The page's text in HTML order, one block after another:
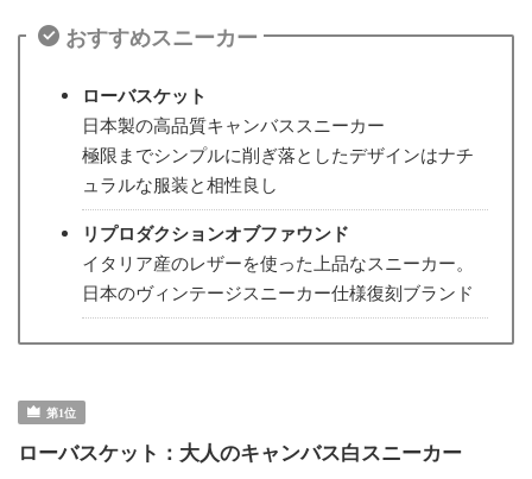
おすすめスニーカー
ローバスケット
日本製の高品質キャンバススニーカー
極限までシンプルに削ぎ落としたデザインはナチ
ュラルな服装と相性良し
リプロダクションオブファウンド
イタリア産のレザーを使った上品なスニーカー。
日本のヴィンテージスニーカー仕様復刻ブランド
ローバスケット：大人のキャンバス白スニーカー